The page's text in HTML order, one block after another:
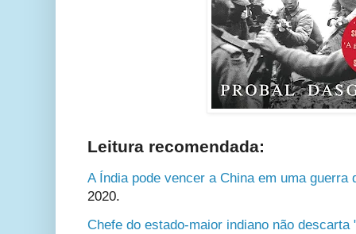
Leitura recomendada:
A Índia pode vencer a China em uma guerra
2020.
Chefe do estado-maior indiano não